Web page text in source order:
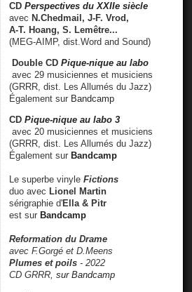
CD Perspectives du XXIIe siècle
avec N.Chedmail, J-F. Vrod,
A-T. Hoang, S. Lemêtre...
(MEG-AIMP, dist.Word and Sound)
Double CD Pique-nique au labo
avec 29 musiciennes et musiciens
(GRRR, dist. Les Allumés du Jazz)
Également sur Bandcamp
CD Pique-nique au labo 3
avec 20 musiciennes et musiciens
(GRRR, dist. Les Allumés du Jazz)
Également sur Bandcamp
Le superbe vinyle Fictions
duo avec Lionel Martin
sérigraphie d'Ella & Pitr
est sur Bandcamp
Reformation du Drame
avec F.Gorgé et D.Meens
Plumes et poils - 2022
CD GRRR, sur Bandcamp